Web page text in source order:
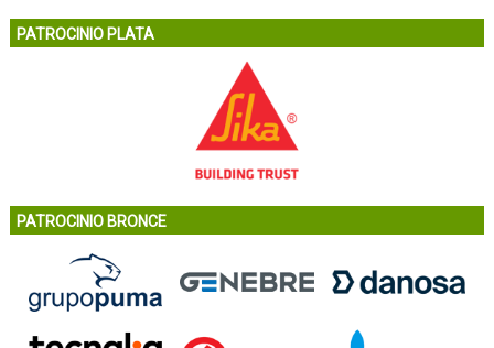
PATROCINIO PLATA
PATROCINIO BRONCE